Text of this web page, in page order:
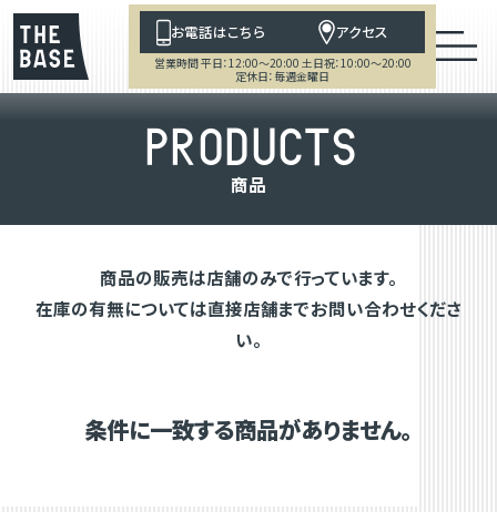
お電話はこちら アクセス
営業時間 平日：12:00～20:00 土日祝：10:00～20:00
定休日：毎週金曜日
PRODUCTS
商品
商品の販売は店舗のみで行っています。
在庫の有無については直接店舗までお問い合わせくださ
い。
条件に一致する商品がありません。